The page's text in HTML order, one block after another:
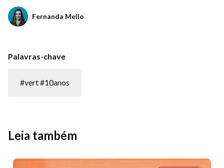
Fernanda Mello
Palavras-chave
#vert #10anos
Leia também